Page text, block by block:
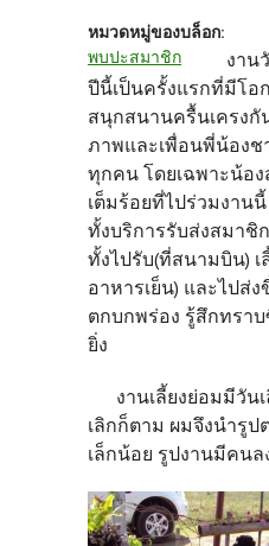
หมวดหมู่ของบล็อก:
พบปะสมาชิก
งานวั
ปีนี้เป็นครั้งแรกที่มีโอ
สนุกสนานครื้นเครง
ภาพและเพื่อนพี่น้องช
ทุกคน โดยเฉพาะน้อ
เต็มร้อยที่ไปร่วมงาน
ทั้งบริการรับส่งสมาชิ
ทั้งไปรับ(ที่สนามบิน) เ
อาหารเย็น) และไปส่
ตกบกพร่อง รู้สึกทราบ
ยิ่ง
งานเลี้ยงย่อมมีวันเ
เลิกก็ตาม ผมจึงนำรู
เล็กน้อย รูปงานมีคนล